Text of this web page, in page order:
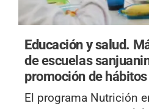
Educación y salud.
de escuelas
promoción de
El programa Nutrición